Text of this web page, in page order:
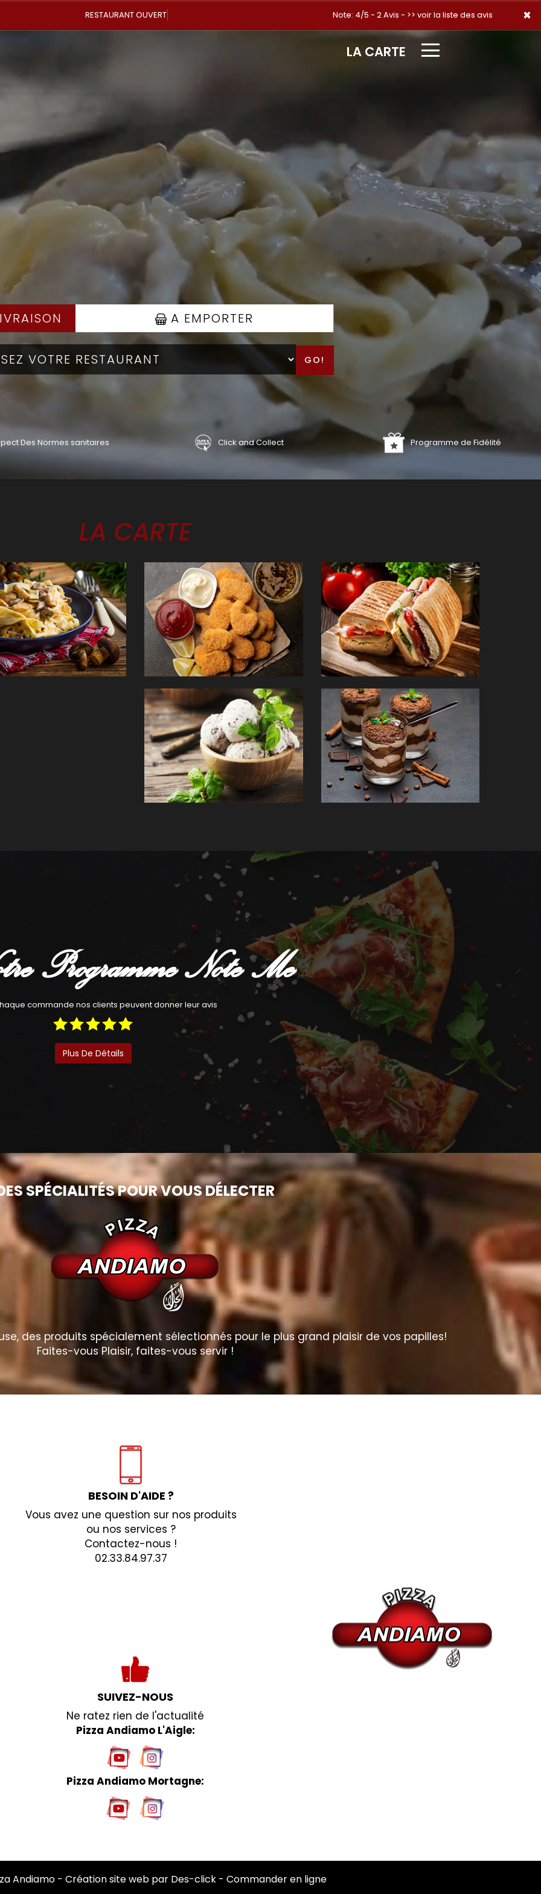
×
Note: 4/5 - 2 Avis - >> voir la liste des avis
LA CARTE
×
A EMPORTER
GO!
Des Normes sanitaires Click and Collect Programme de Fidélité
LA CARTE
PÂTES TEX MEX PANINIS
Commander
GLACES DESSERTS
Programme Note Me
commande nos clients peuvent donner leur avis
Plus De Détails
SPÉCIALITÉS POUR VOUS DÉLECTER
des produits spécialement sélectionnés pour le plus grand plaisir de vos papilles!
Faites-vous Plaisir, faites-vous servir !
BESOIN D'AIDE ?
Vous avez une question sur nos produits
ou nos services ?
Contactez-nous !
02.33.84.97.37
SUIVEZ-NOUS
Ne ratez rien de l'actualité
Pizza Andiamo L'Aigle:
Pizza Andiamo Mortagne:
Andiamo - Création site web par Des-click - Commander en ligne